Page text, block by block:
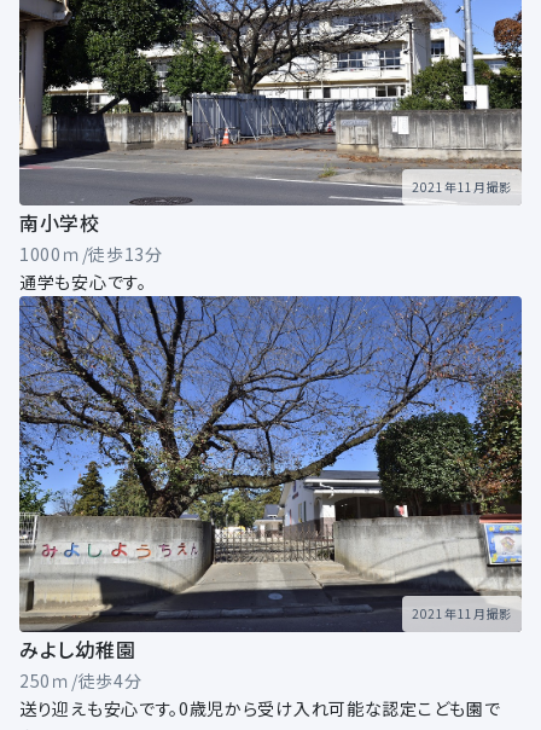
2021年11月撮影
南小学校
1000ｍ/徒歩13分
通学も安心です。
2021年11月撮影
みよし幼稚園
250ｍ/徒歩4分
送り迎えも安心です。0歳児から受け入れ可能な認定こども園で